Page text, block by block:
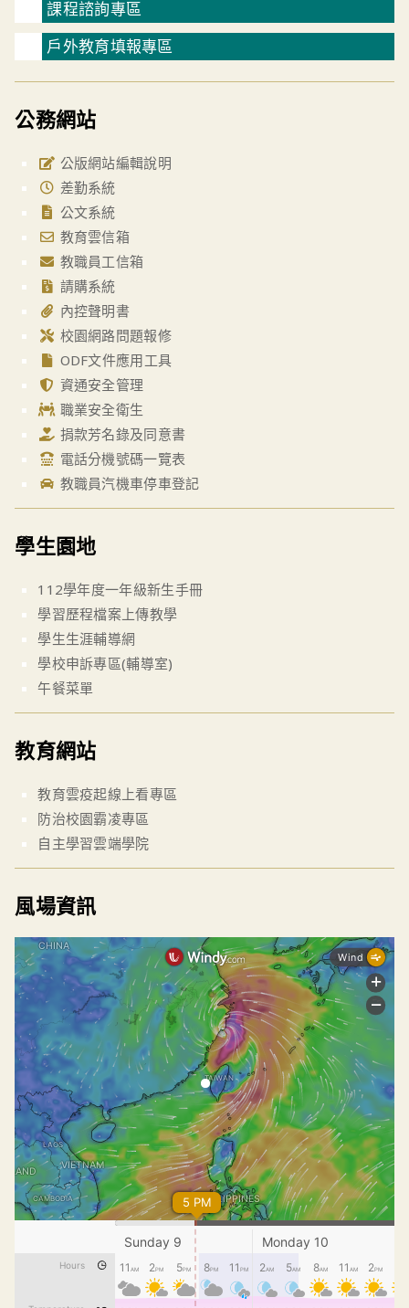
課程諮詢專區
戶外教育填報專區
公務網站
公版網站編輯說明
差勤系統
公文系統
教育雲信箱
教職員工信箱
請購系統
內控聲明書
校園網路問題報修
ODF文件應用工具
資通安全管理
職業安全衛生
捐款芳名錄及同意書
電話分機號碼一覽表
教職員汽機車停車登記
學生園地
112學年度一年級新生手冊
學習歷程檔案上傳教學
學生生涯輔導網
學校申訴專區(輔導室)
午餐菜單
教育網站
教育雲疫起線上看專區
防治校園霸凌專區
自主學習雲端學院
風場資訊